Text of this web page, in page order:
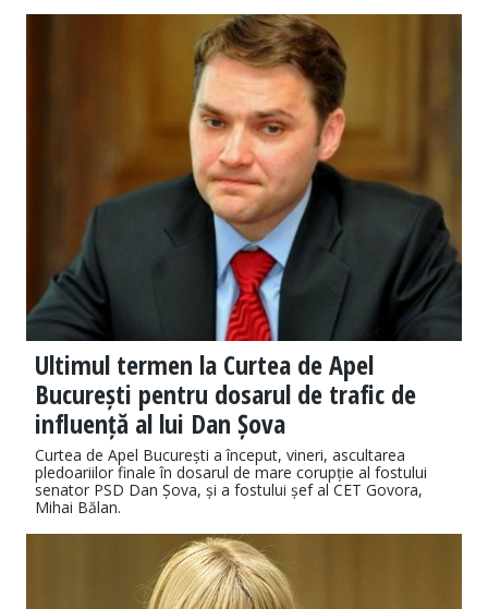
Ultimul termen la Curtea de Apel
București pentru dosarul de trafic de
influență al lui Dan Șova
Curtea de Apel București a început, vineri, ascultarea
pledoariilor finale în dosarul de mare corupție al fostului
senator PSD Dan Șova, și a fostului șef al CET Govora,
Mihai Bălan.